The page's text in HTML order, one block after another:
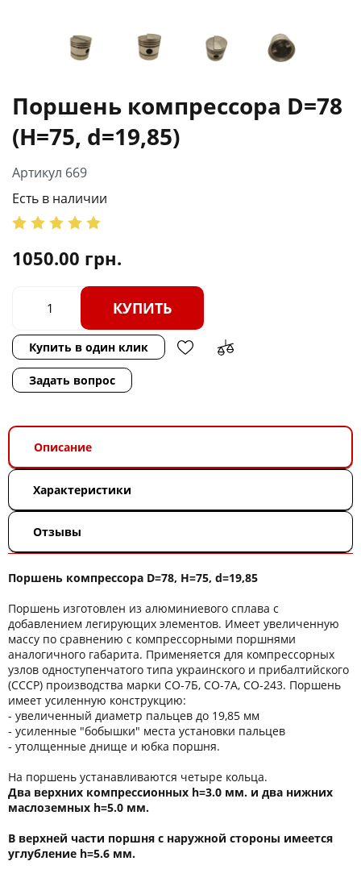
Поршень компрессора D=78
(H=75, d=19,85)
Артикул 669
Есть в наличии
1050.00 грн.
КУПИТЬ
Купить в один клик
Задать вопрос
Описание
Характеристики
Отзывы
Поршень компрессора D=78, H=75, d=19,85
Поршень изготовлен из алюминиевого сплава с
добавлением легирующих элементов. Имеет увеличенную
массу по сравнению с компрессорными поршнями
аналогичного габарита. Применяется для компрессорных
узлов одноступенчатого типа украинского и прибалтийского
(СССР) производства марки СО-7Б, СО-7А, СО-243. Поршень
имеет усиленную конструкцию:
- увеличенный диаметр пальцев до 19,85 мм
- усиленные "бобышки" места установки пальцев
- утолщенные днище и юбка поршня.
На поршень устанавливаются четыре кольца.
Два верхних компрессионных h=3.0 мм. и два нижних
маслоземных h=5.0 мм.
В верхней части поршня с наружной стороны имеется
углубление h=5.6 мм.